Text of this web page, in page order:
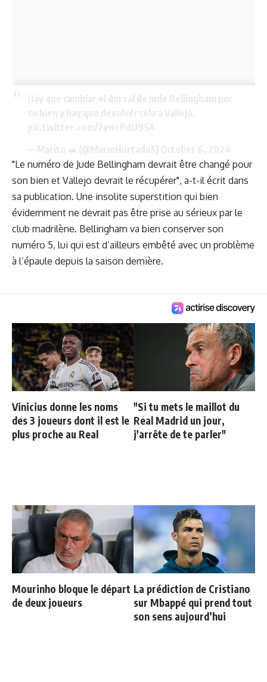
"Le numéro de Jude Bellingham devrait être changé pour
son bien et Vallejo devrait le récupérer", a-t-il écrit dans
sa publication. Une insolite superstition qui bien
évidemment ne devrait pas être prise au sérieux par le
club madrilène. Bellingham va bien conserver son
numéro 5, lui qui est d’ailleurs embêté avec un problème
à l’épaule depuis la saison dernière.
Vinicius donne les noms
des 3 joueurs dont il est le
plus proche au Real
"Si tu mets le maillot du
Real Madrid un jour,
j'arrête de te parler"
Mourinho bloque le départ
de deux joueurs
La prédiction de Cristiano
sur Mbappé qui prend tout
son sens aujourd’hui